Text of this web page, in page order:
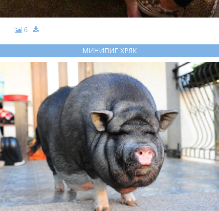
6
МИНИПИГ ХРЯК